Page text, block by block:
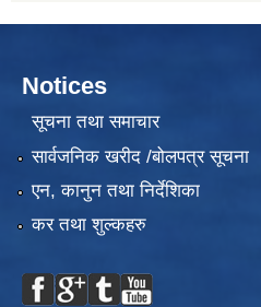
Notices
सूचना तथा समाचार
सार्वजनिक खरीद /बोलपत्र सूचना
एन, कानुन तथा निर्देशिका
कर तथा शुल्कहरु